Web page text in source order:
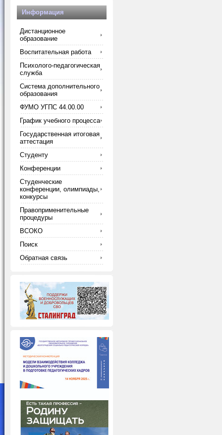
Информация
Дистанционное
образование
Воспитательная работа
Психолого-педагогическая
служба
Система дополнительного
образования
ФУМО УГПС 44.00.00
График учебного процесса
Государственная итоговая
аттестация
Студенту
Конференции
Студенческие
конференции, олимпиады,
конкурсы
Правоприменительные
процедуры
ВСОКО
Поиск
Обратная связь